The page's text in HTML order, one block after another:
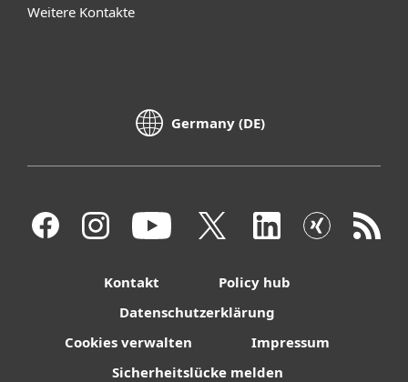
Weitere Kontakte
Germany (DE)
Kontakt
Policy hub
Datenschutzerklärung
Cookies verwalten
Impressum
Sicherheitslücke melden